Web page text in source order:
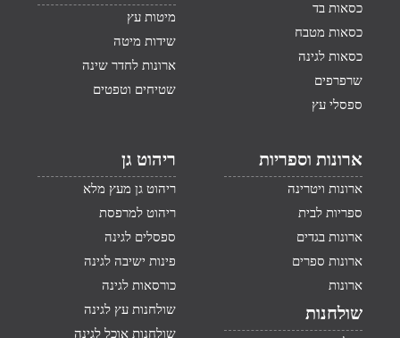
כסאות בד
כסאות מטבח
כסאות לגינה
שרפרפים
ספסלי עץ
מיטות עץ
שידות מיטה
ארונות לחדר שינה
שטיחים וטפטים
ארונות וספריות
ארונות ויטרינה
ספריות לבית
ארונות בגדים
ארונות ספרים
ארונות
שולחנות
ריהוט גן
ריהוט גן מעץ מלא
ריהוט למרפסת
ספסלים לגינה
פינות ישיבה לגינה
כורסאות לגינה
שולחנות עץ לגינה
שולחנות אוכל לגינה